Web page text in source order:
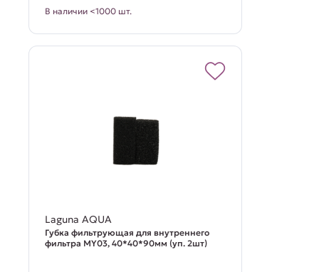
В наличии <1000 шт.
Laguna AQUA
Губка фильтрующая для внутреннего
фильтра MY03, 40*40*90мм (уп. 2шт)